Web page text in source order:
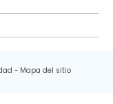
Mapa del sitio